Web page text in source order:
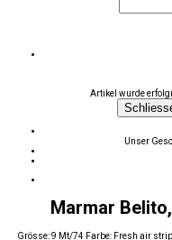
Artikel wurde
Unser
Marmar
Grösse: 9 Mt/74 Farbe: Fresh air